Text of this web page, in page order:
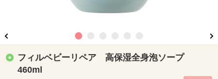
フィルベビーリペア 高保湿全身泡ソープ
460ml